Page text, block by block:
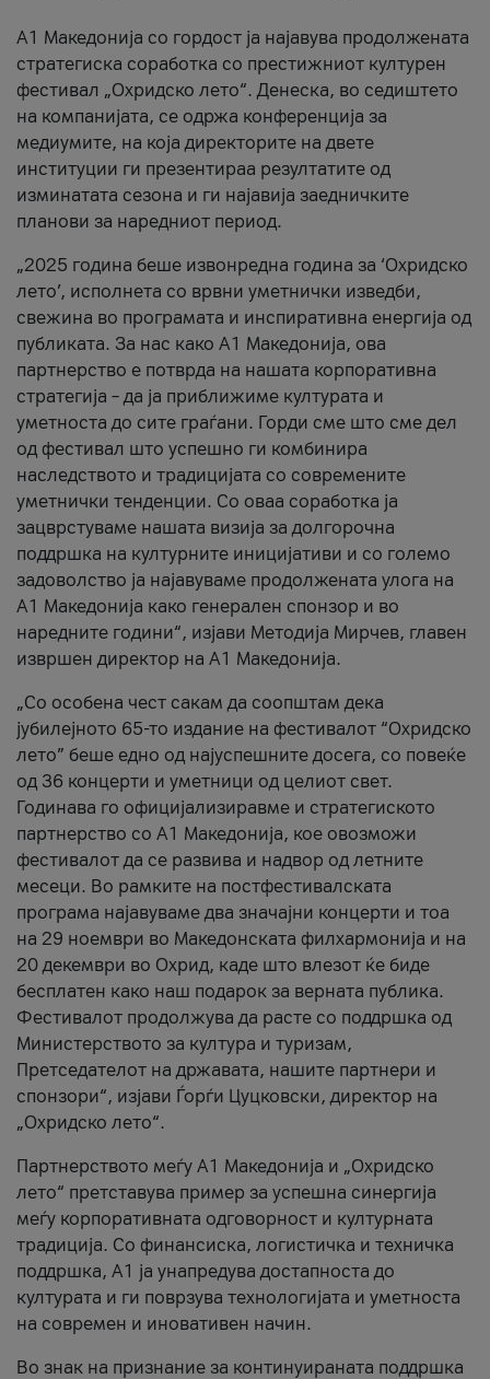
A1 Македонија со гордост ја најавува продолжената
стратегиска соработка со престижниот културен
фестивал „Охридско лето“. Денеска, во седиштето
на компанијата, се одржа конференција за
медиумите, на која директорите на двете
институции ги презентираа резултатите од
изминатата сезона и ги најавија заедничките
планови за наредниот период.
„2025 година беше извонредна година за ‘Охридско
лето’, исполнета со врвни уметнички изведби,
свежина во програмата и инспиративна енергија од
публиката. За нас како A1 Македонија, ова
партнерство е потврда на нашата корпоративна
стратегија – да ја приближиме културата и
уметноста до сите граѓани. Горди сме што сме дел
од фестивал што успешно ги комбинира
наследството и традицијата со современите
уметнички тенденции. Со оваа соработка ја
зацврстуваме нашата визија за долгорочна
поддршка на културните иницијативи и со големо
задоволство ја најавуваме продолжената улога на
A1 Македонија како генерален спонзор и во
наредните години“, изјави Методија Мирчев, главен
извршен директор на A1 Македонија.
„Со особена чест сакам да соопштам дека
јубилејното 65-то издание на фестивалот “Охридско
лето” беше едно од најуспешните досега, со повеќе
од 36 концерти и уметници од целиот свет.
Годинава го официјализиравме и стратегиското
партнерство со А1 Македонија, кое овозможи
фестивалот да се развива и надвор од летните
месеци. Во рамките на постфестивалската
програма најавуваме два значајни концерти и тоа
на 29 ноември во Македонската филхармонија и на
20 декември во Охрид, каде што влезот ќе биде
бесплатен како наш подарок за верната публика.
Фестивалот продолжува да расте со поддршка од
Министерството за култура и туризам,
Претседателот на државата, нашите партнери и
спонзори“, изјави Ѓорѓи Цуцковски, директор на
„Охридско лето“.
Партнерството меѓу A1 Македонија и „Охридско
лето“ претставува пример за успешна синергија
меѓу корпоративната одговорност и културната
традиција. Со финансиска, логистичка и техничка
поддршка, A1 ја унапредува достапноста до
културата и ги поврзува технологијата и уметноста
на современ и иновативен начин.
Во знак на признание за континуираната поддршка